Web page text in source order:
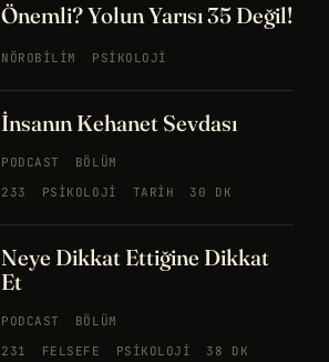
Önemli? Yolun Yarısı 35 Değil!
NÖROBILIM PSIKOLOJI
İnsanın Kehanet Sevdası
PODCAST
BÖLÜM
233
PSIKOLOJI TARIH 30 DK
Neye Dikkat Ettiğine Dikkat
Et
PODCAST
BÖLÜM
231
FELSEFE PSIKOLOJI 38 DK